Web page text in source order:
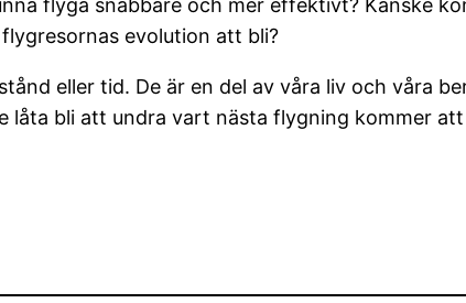
flyga snabbare och mer effektivt? Kanske
evolution att bli?
eller tid. De är en del av våra liv och våra
låta bli att undra vart nästa flygning kommer